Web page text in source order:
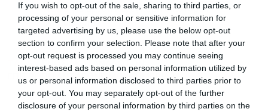
If you wish to opt-out of the sale, sharing to third parties, or
processing of your personal or sensitive information for
targeted advertising by us, please use the below opt-out
section to confirm your selection. Please note that after your
opt-out request is processed you may continue seeing
interest-based ads based on personal information utilized by
us or personal information disclosed to third parties prior to
your opt-out. You may separately opt-out of the further
disclosure of your personal information by third parties on the
News για άμεση και έγκυρη οικονομική
ενημέρωση!
TAGS: ΕΝΩΣΗ ΚΑΤΑΝΑΛΩΤΩΝ
ΕΠΙΤΡΟΠΗ ΑΝΤΑΓΩΝΙΣΜΟΥ
ΗΜΕΡΙΔΑ